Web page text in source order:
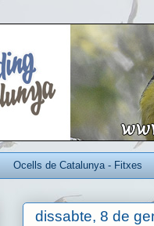
Ocells de Catalunya - Fitxes
dissabte, 8 de